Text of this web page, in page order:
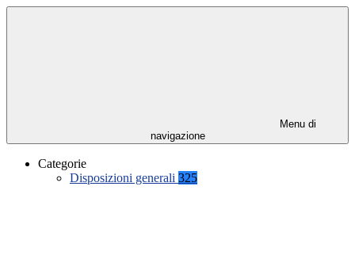
Menu di
navigazione
Categorie
Disposizioni generali 325